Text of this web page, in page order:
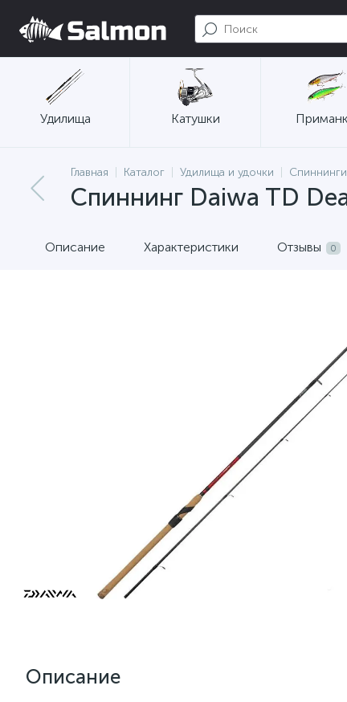
Удилища Катушки
Главная Каталог Удилища и удочки Спиннинги
Спиннинг Daiwa TD
Описание Характеристики Отзывы 0
Описание